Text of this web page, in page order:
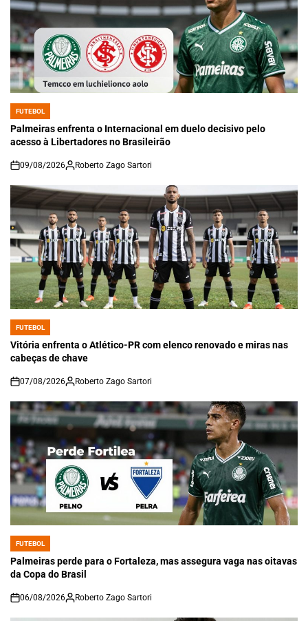
POSTED
IN
FUTEBOL
Palmeiras enfrenta o Internacional em duelo decisivo pelo
acesso à Libertadores no Brasileirão
on
09/08/2026 Roberto Zago Sartori
POSTED
IN
FUTEBOL
Vitória enfrenta o Atlético-PR com elenco renovado e miras nas
cabeças de chave
on
07/08/2026 Roberto Zago Sartori
POSTED
IN
FUTEBOL
Palmeiras perde para o Fortaleza, mas assegura vaga nas oitavas
da Copa do Brasil
on
06/08/2026 Roberto Zago Sartori